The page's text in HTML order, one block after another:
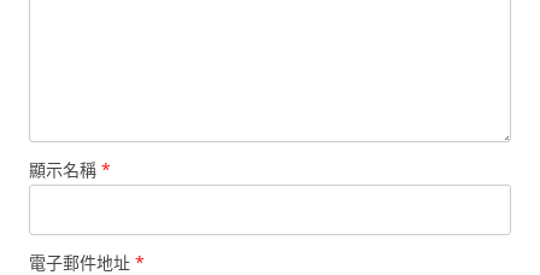
顯示名稱 *
電子郵件地址 *